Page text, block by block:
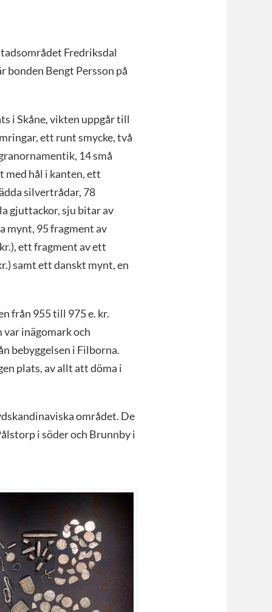
Fredriksdal
bonden Bengt Persson på
i Skåne, vikten uppgår till
ett runt smycke, två
14 små
med hål i kanten, ett
silvertrådar, 78
gjuttackor, sju bitar av
mynt, 95 fragment av
ett fragment av ett
samt ett danskt mynt, en
från 955 till 975 e. kr.
inägomark och
bebyggelsen i Filborna.
plats, av allt att döma i
området. De
i söder och Brunnby i